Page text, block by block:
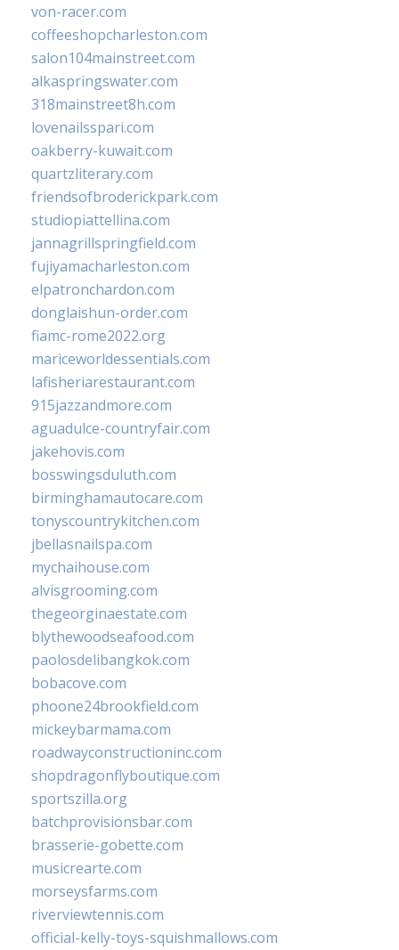
von-racer.com
coffeeshopcharleston.com
salon104mainstreet.com
alkaspringswater.com
318mainstreet8h.com
lovenailsspari.com
oakberry-kuwait.com
quartzliterary.com
friendsofbroderickpark.com
studiopiattellina.com
jannagrillspringfield.com
fujiyamacharleston.com
elpatronchardon.com
donglaishun-order.com
fiamc-rome2022.org
mariceworldessentials.com
lafisheriarestaurant.com
915jazzandmore.com
aguadulce-countryfair.com
jakehovis.com
bosswingsduluth.com
birminghamautocare.com
tonyscountrykitchen.com
jbellasnailspa.com
mychaihouse.com
alvisgrooming.com
thegeorginaestate.com
blythewoodseafood.com
paolosdelibangkok.com
bobacove.com
phoone24brookfield.com
mickeybarmama.com
roadwayconstructioninc.com
shopdragonflyboutique.com
sportszilla.org
batchprovisionsbar.com
brasserie-gobette.com
musicrearte.com
morseysfarms.com
riverviewtennis.com
official-kelly-toys-squishmallows.com